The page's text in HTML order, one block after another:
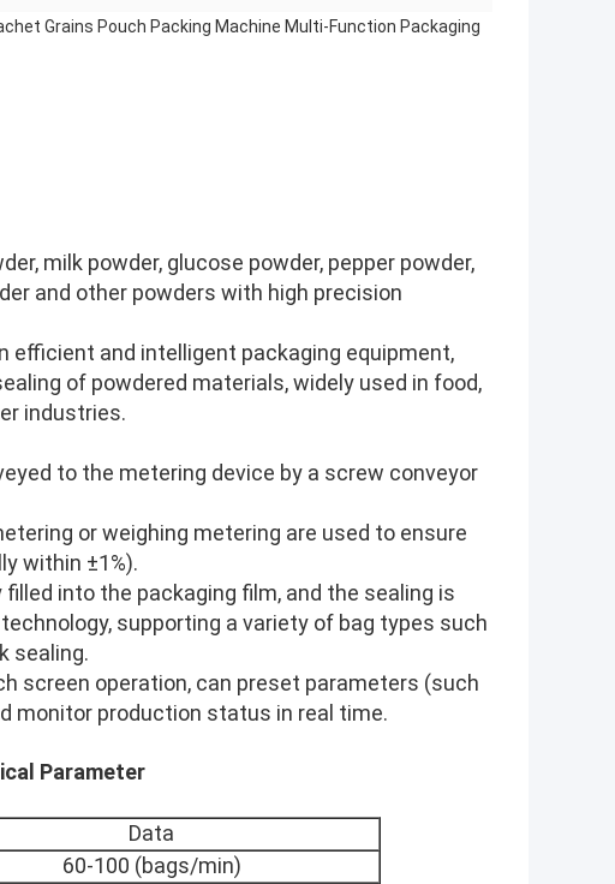
Grains Pouch Packing Machine Multi-Function Packaging
milk powder, glucose powder, pepper powder,
and other powders with high precision
efficient and intelligent packaging equipment,
of powdered materials, widely used in food,
industries.
to the metering device by a screw conveyor
or weighing metering are used to ensure
within ±1%).
into the packaging film, and the sealing is
supporting a variety of bag types such
sealing.
screen operation, can preset parameters (such
monitor production status in real time.
Parameter
Data
60-100 (bags/min)